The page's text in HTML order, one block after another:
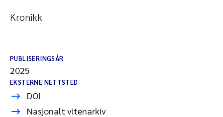
Kronikk
PUBLISERINGSÅR
2025
EKSTERNE NETTSTED
DOI
Nasjonalt vitenarkiv